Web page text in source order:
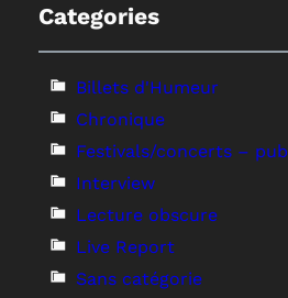
Categories
Billets d'Humeur
Chronique
Festivals/concerts – pub
Interview
Lecture obscure
Live Report
Sans catégorie